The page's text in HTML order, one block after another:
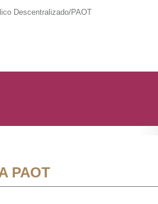
Descentralizado/PAOT
PAOT